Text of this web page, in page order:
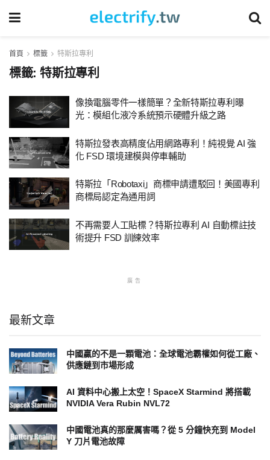
首頁 標籤 特斯拉專利
標籤:特斯拉專利
像換電腦零件一樣簡單？全新特斯拉專利曝
光：模組化液冷系統預示硬體升級之路
特斯拉發表高精度佔用網路專利！純視覺 AI 強
化 FSD 環境建模與停車輔助
特斯拉「Robotaxi」商標申請遭駁回！美國專利
商標局認定為通用詞
不再需要人工貼標？特斯拉專利 AI 自動標註技
術提升 FSD 訓練效率
廣告
最新文章
中國贏的不是一顆電池：全球電池霸權如何從工廠、
供應鏈到市場形成
AI 資料中心搬上太空！SpaceX Starmind 將搭載
NVIDIA Vera Rubin NVL72
中國電池真的那麼厲害嗎？從 5 分鐘快充到 Model
Y 刀片電池故障